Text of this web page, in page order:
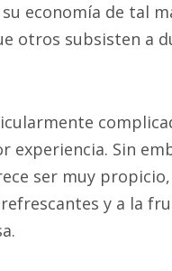
economía de tal
otros subsisten a
experiencia. Sin
ser muy
y a la